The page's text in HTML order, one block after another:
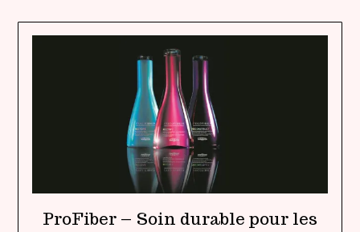
ProFiber – Soin durable pour les